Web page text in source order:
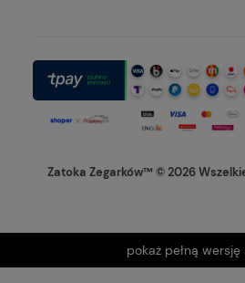
Zatoka Zegarków™ © 2026
pokaż pełną